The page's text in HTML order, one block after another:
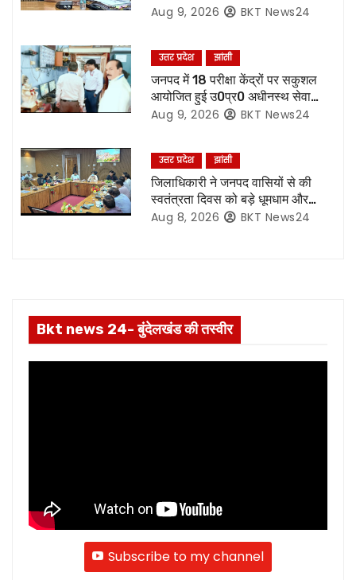
i
g
t
i
तिरंगा अभियान की तैयारियां पूरी
Aug 9, 2026 BKT News24
उत्तर प्रदेश झांसी
जनपद में 18 परीक्षा केंद्रों पर सकुशल
आयोजित हुई उ0प्र0 अधीनस्थ सेवा
चयन आयोग की प्राविधिक सहायक ग्रुप
Aug 9, 2026 BKT News24
उत्तर प्रदेश झांसी
जिलाधिकारी ने जनपद वासियों से की
स्वतंत्रता दिवस को बड़े धूमधाम और
हर्षोल्लास के साथ मनाएं जाने की अपील
Aug 8, 2026 BKT News24
Bkt news 24- बुंदेलखंड की तस्वीर
Subscribe to my channel